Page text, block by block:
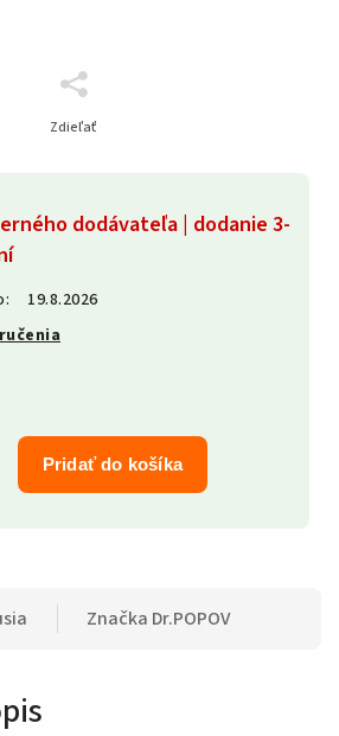
Pridať do košíka
dodávateľa | dodanie 3-
19.8.2026
Zdieľať
Značka Dr.POPOV